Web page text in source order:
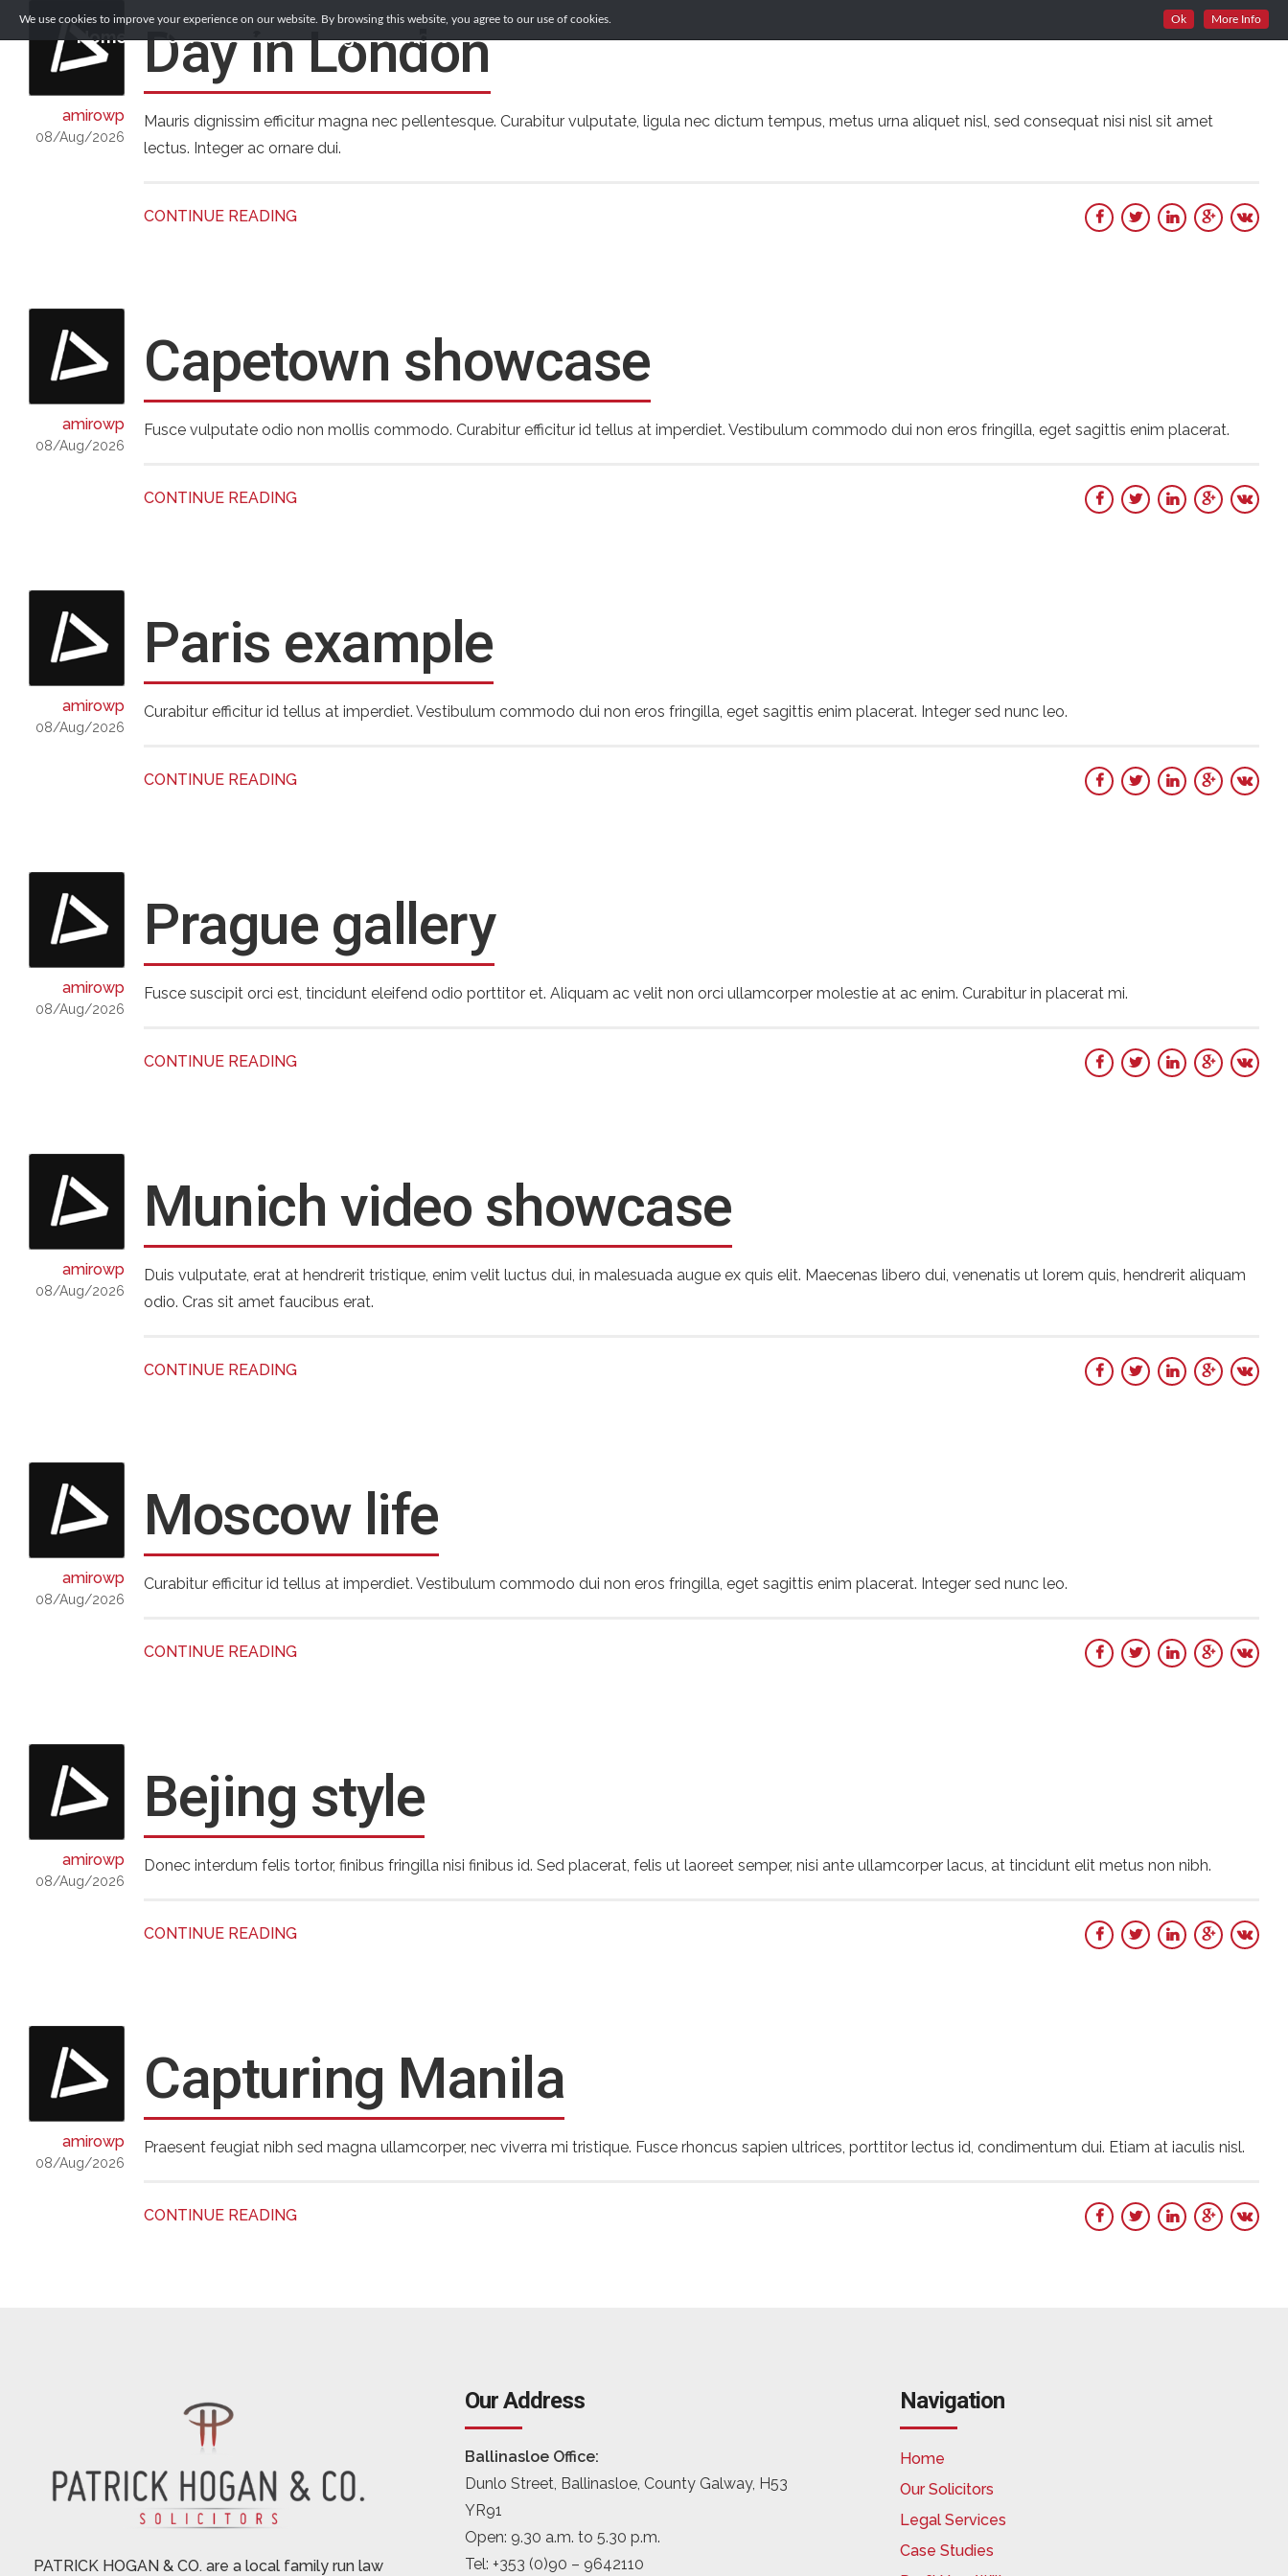
Home Our Solicitors Legal Services Case Studies Draft Your Will About Us Contact
amirowp
08/Aug/2026
Day in London
Mauris dignissim efficitur magna nec pellentesque. Curabitur vulputate, ligula nec dictum tempus, metus urna aliquet nisl, sed consequat nisi nisl sit amet
lectus. Integer ac ornare dui.
CONTINUE READING
amirowp
08/Aug/2026
Capetown showcase
Fusce vulputate odio non mollis commodo. Curabitur efficitur id tellus at imperdiet. Vestibulum commodo dui non eros fringilla, eget sagittis enim placerat.
CONTINUE READING
amirowp
08/Aug/2026
Paris example
Curabitur efficitur id tellus at imperdiet. Vestibulum commodo dui non eros fringilla, eget sagittis enim placerat. Integer sed nunc leo.
CONTINUE READING
amirowp
08/Aug/2026
Prague gallery
Fusce suscipit orci est, tincidunt eleifend odio porttitor et. Aliquam ac velit non orci ullamcorper molestie at ac enim. Curabitur in placerat mi.
CONTINUE READING
amirowp
08/Aug/2026
Munich video showcase
Duis vulputate, erat at hendrerit tristique, enim velit luctus dui, in malesuada augue ex quis elit. Maecenas libero dui, venenatis ut lorem quis, hendrerit aliquam
odio. Cras sit amet faucibus erat.
CONTINUE READING
amirowp
08/Aug/2026
Moscow life
Curabitur efficitur id tellus at imperdiet. Vestibulum commodo dui non eros fringilla, eget sagittis enim placerat. Integer sed nunc leo.
CONTINUE READING
amirowp
08/Aug/2026
Bejing style
Donec interdum felis tortor, finibus fringilla nisi finibus id. Sed placerat, felis ut laoreet semper, nisi ante ullamcorper lacus, at tincidunt elit metus non nibh.
CONTINUE READING
amirowp
08/Aug/2026
Capturing Manila
Praesent feugiat nibh sed magna ullamcorper, nec viverra mi tristique. Fusce rhoncus sapien ultrices, porttitor lectus id, condimentum dui. Etiam at iaculis nisl.
CONTINUE READING
PATRICK HOGAN & CO. are a local family run law
Our Address
Ballinasloe Office:
Dunlo Street, Ballinasloe, County Galway, H53
YR91
Open: 9.30 a.m. to 5.30 p.m.
Tel: +353 (0)90 – 9642110
Navigation
Home
Our Solicitors
Legal Services
Case Studies
We use cookies to improve your experience on our website. By browsing this website, you agree to our use of cookies. Ok More Info